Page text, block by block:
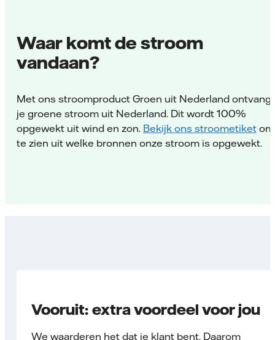
Waar komt de stroom
vandaan?
Met ons stroomproduct Groen uit Nederland ontvang
je groene stroom uit Nederland. Dit wordt 100%
opgewekt uit wind en zon. Bekijk ons stroometiketom
te zien uit welke bronnen onze stroom is opgewekt.
Vooruit: extra voordeel voor jou
We waarderen het dat je klant bent. Daarom